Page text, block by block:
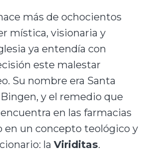
más de ochocientos
mística, visionaria y
ya entendía con
este malestar
Su nombre era Santa
y el remedio que
en las farmacias
en un concepto teológico y
laViriditas.